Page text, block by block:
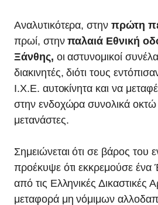
Αναλυτικότερα, στην πρώτη
πρωί, στηνπαλαιά Εθνική
Ξάνθης, οι αστυνομικοί
διακινητές, διότι τους
Ι.Χ.Ε. αυτοκίνητα και να
στην ενδοχώρα συνολικά
μετανάστες.
Σημειώνεται ότι σε βάρος του
προέκυψε ότι εκκρεμούσε
από τις Ελληνικές Δικαστικές
μεταφορά μη νόμιμων